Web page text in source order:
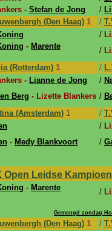
- Stefan de Jong /
(Den Haag) 1 /
/
- Marente
/
(Rotterdam) 1 /
- Lianne de Jong /
Berg - Lizette Blankers /
(Amsterdam) 1 /
/
- Medy Blankvoort /
Open Leidse
- Marente
/
Gemengd zondag
(Den Haag) 1 /